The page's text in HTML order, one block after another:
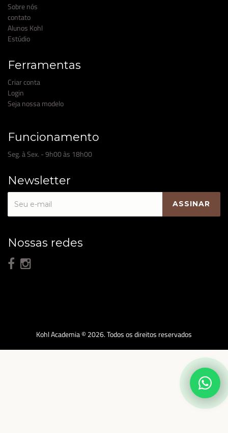
Sobre nós
contato
Alunos Kohl
Estúdio
Ferramentas
Criar conta
Login
Seja nossa modelo
Funcionamento
Seg. à Sex. - 9h00 às 18h00
Newsletter
Nossas redes
Kohl Academia © 2026. Todos os direitos reservados